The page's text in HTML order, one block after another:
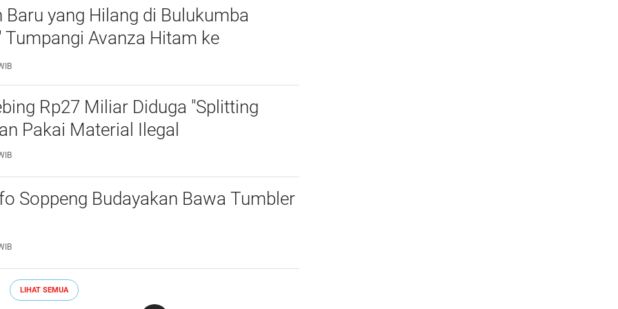
Baru yang Hilang di Bulukumba
Tumpangi Avanza Hitam ke
Rp27 Miliar Diduga "Splitting
Pakai Material Ilegal
Soppeng Budayakan Bawa Tumbler
LIHAT SEMUA